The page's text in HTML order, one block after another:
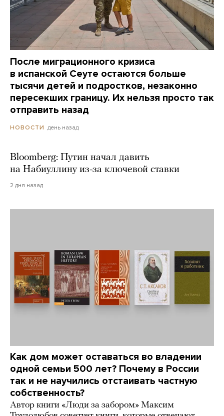
После миграционного кризиса
в испанской Сеуте остаются больше
тысячи детей и подростков, незаконно
пересекших границу. Их нельзя просто так
отправить назад
НОВОСТИ день назад
Bloomberg: Путин начал давить
на Набиуллину из-за ключевой ставки
2 дня назад
Как дом может оставаться во владении
одной семьи 500 лет? Почему в России
так и не научились отстаивать частную
собственность?
Автор книги «Люди за забором» Максим